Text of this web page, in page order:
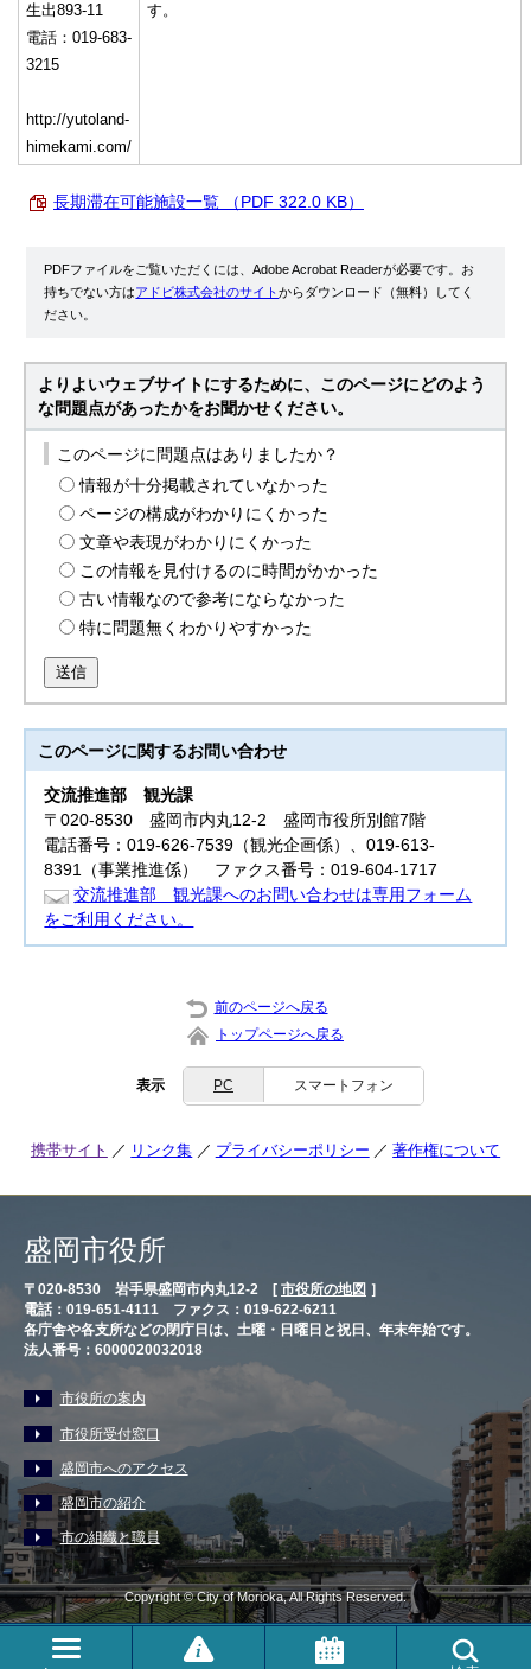
生出893-11
電話：019-683-
3215
http://yutoland-
himekami.com/
す。
長期滞在可能施設一覧 （PDF 322.0 KB）
PDFファイルをご覧いただくには、Adobe Acrobat Readerが必要です。お
持ちでない方はアドビ株式会社のサイトからダウンロード（無料）してく
ださい。
よりよいウェブサイトにするために、このページにどのよう
な問題点があったかをお聞かせください。
このページに問題点はありましたか？
情報が十分掲載されていなかった
ページの構成がわかりにくかった
文章や表現がわかりにくかった
この情報を見付けるのに時間がかかった
古い情報なので参考にならなかった
特に問題無くわかりやすかった
送信
このページに関するお問い合わせ
交流推進部観光課
〒020-8530 盛岡市内丸12-2 盛岡市役所別館7階
電話番号：019-626-7539（観光企画係）、019-613-
8391（事業推進係） ファクス番号：019-604-1717
交流推進部 観光課へのお問い合わせは専用フォーム
をご利用ください。
前のページへ戻る
トップページへ戻る
表示 PC スマートフォン
携帯サイト リンク集 プライバシーポリシー 著作権について
盛岡市役所
〒020-8530 岩手県盛岡市内丸12-2 [ 市役所の地図 ］
電話：019-651-4111 ファクス：019-622-6211
各庁舎や各支所などの閉庁日は、土曜・日曜日と祝日、年末年始です。
法人番号：6000020032018
市役所の案内
市役所受付窓口
盛岡市へのアクセス
盛岡市の紹介
市の組織と職員
Copyright © City of Morioka, All Rights Reserved.